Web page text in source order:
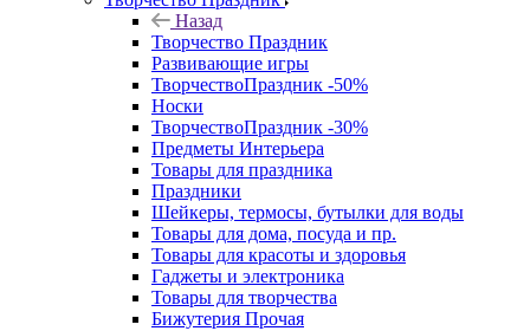
Назад
Творчество Праздник
Развивающие игры
ТворчествоПраздник -50%
Носки
ТворчествоПраздник -30%
Предметы Интерьера
Товары для праздника
Праздники
Шейкеры, термосы, бутылки для воды
Товары для дома, посуда и пр.
Товары для красоты и здоровья
Гаджеты и электроника
Товары для творчества
Бижутерия Прочая